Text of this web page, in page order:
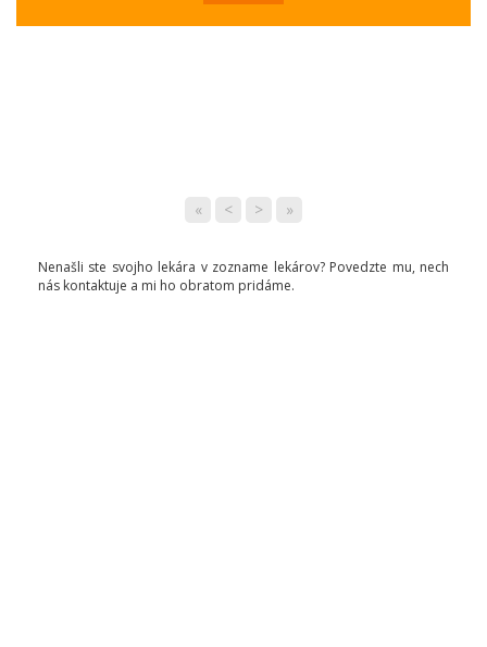
« < > »
Nenašli ste svojho lekára v zozname lekárov? Povedzte mu, nech
nás kontaktuje a mi ho obratom pridáme.